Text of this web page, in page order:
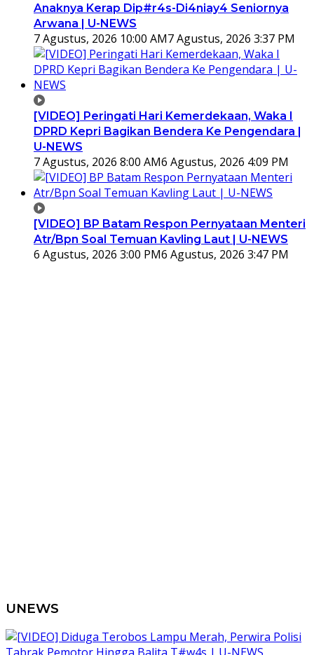
Anaknya Kerap Dip#r4s-Di4niay4 Seniornya
Arwana | U-NEWS
7 Agustus, 2026 10:00 AM7 Agustus, 2026 3:37 PM
[VIDEO] Peringati Hari Kemerdekaan, Waka I
DPRD Kepri Bagikan Bendera Ke Pengendara |
U-NEWS
7 Agustus, 2026 8:00 AM6 Agustus, 2026 4:09 PM
[VIDEO] BP Batam Respon Pernyataan Menteri
Atr/Bpn Soal Temuan Kavling Laut | U-NEWS
6 Agustus, 2026 3:00 PM6 Agustus, 2026 3:47 PM
UNEWS